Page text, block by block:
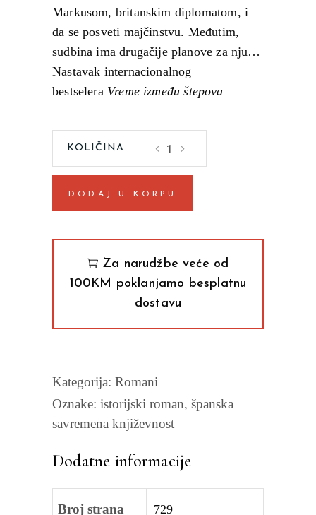
Markusom, britanskim diplomatom, i
da se posveti majčinstvu. Međutim,
sudbina ima drugačije planove za nju…
Nastavak internacionalnog
bestselera Vreme između štepova
Duenjas
quantity
DODAJ U KORPU
Za narudžbe veće od
100KM poklanjamo besplatnu
dostavu
Kategorija: Romani
Oznake: istorijski roman, španska
savremena književnost
Dodatne informacije
Broj strana 729